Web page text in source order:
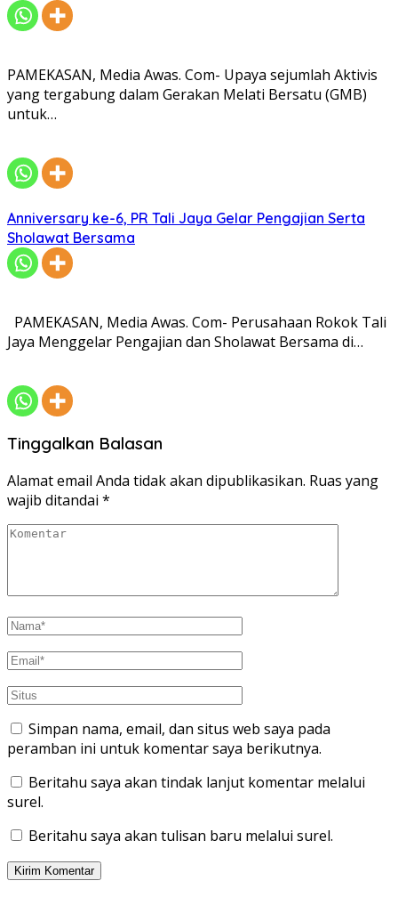
PAMEKASAN, Media Awas. Com- Upaya sejumlah Aktivis
yang tergabung dalam Gerakan Melati Bersatu (GMB)
untuk…
Anniversary ke-6, PR Tali Jaya Gelar Pengajian Serta
Sholawat Bersama
PAMEKASAN, Media Awas. Com- Perusahaan Rokok Tali
Jaya Menggelar Pengajian dan Sholawat Bersama di…
Tinggalkan Balasan
Alamat email Anda tidak akan dipublikasikan. Ruas yang
wajib ditandai *
Simpan nama, email, dan situs web saya pada
peramban ini untuk komentar saya berikutnya.
Beritahu saya akan tindak lanjut komentar melalui
surel.
Beritahu saya akan tulisan baru melalui surel.